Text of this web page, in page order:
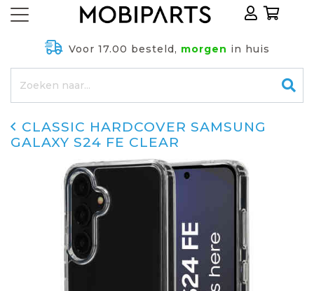
Voor 17.00 besteld, morgen in huis
CLASSIC HARDCOVER SAMSUNG
GALAXY S24 FE CLEAR